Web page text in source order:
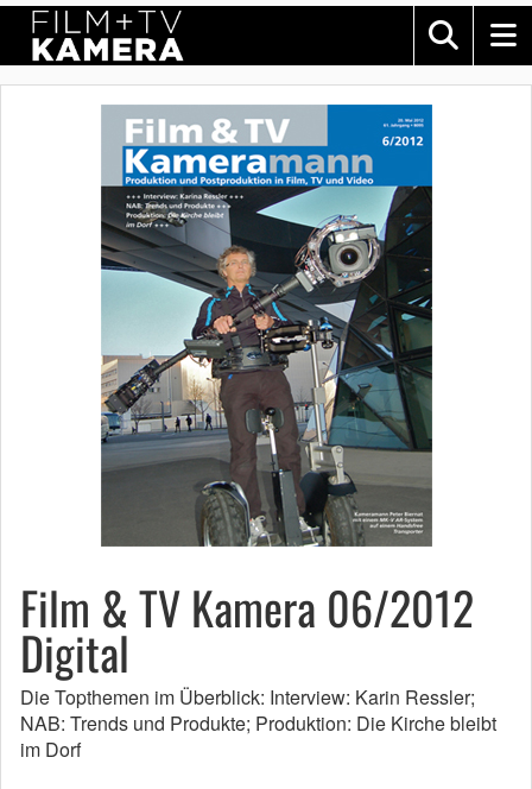
Film & TV Kamera 06/2012
Digital
Die Topthemen im Überblick: Interview: Karin Ressler;
NAB: Trends und Produkte; Produktion: Die Kirche bleibt
im Dorf